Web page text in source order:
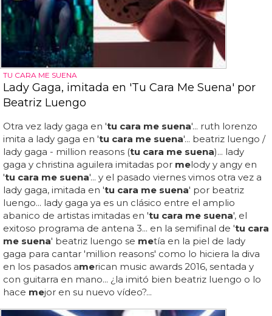
TU CARA ME SUENA
Lady Gaga, imitada en 'Tu Cara Me Suena' por
Beatriz Luengo
Otra vez lady gaga en 'tu cara me suena'... ruth lorenzo
imita a lady gaga en 'tu cara me suena'... beatriz luengo /
lady gaga - million reasons (tu cara me suena)... lady
gaga y christina aguilera imitadas por melody y angy en
'tu cara me suena'... y el pasado viernes vimos otra vez a
lady gaga, imitada en 'tu cara me suena' por beatriz
luengo... lady gaga ya es un clásico entre el amplio
abanico de artistas imitadas en 'tu cara me suena', el
exitoso programa de antena 3... en la semifinal de 'tu cara
me suena' beatriz luengo se metía en la piel de lady
gaga para cantar 'million reasons' como lo hiciera la diva
en los pasados american music awards 2016, sentada y
con guitarra en mano... ¿la imitó bien beatriz luengo o lo
hace mejor en su nuevo vídeo?...